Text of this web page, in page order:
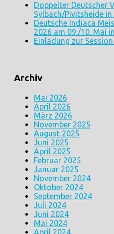
Doppelter Deutscher
Sylbach/Pivitsheide in
Deutsche Indiaca
2026 am 09./10. Mai
Einladung zur
Archiv
Mai 2026
April 2026
März 2026
November 2025
August 2025
Juni 2025
April 2025
Februar 2025
Januar 2025
November 2024
Oktober 2024
September 2024
Juli 2024
Juni 2024
Mai 2024
April 2024